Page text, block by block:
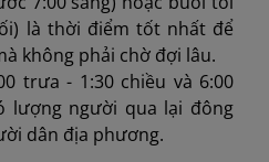
là thời điểm tốt nhất để
không phải chờ đợi lâu.
trưa - 1:30 chiều và 6:00
lượng người qua lại đông
dân địa phương.